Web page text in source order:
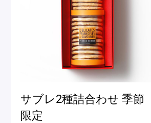
サブレ2種詰合わせ 季節
限定